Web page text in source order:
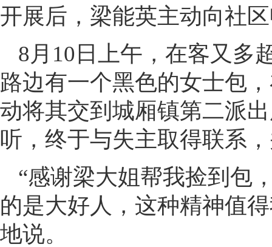
开展后，梁能英主动向社
8月10日上午，在客又多
路边有一个黑色的女士包
动将其交到城厢镇第二派
听，终于与失主取得联系
“感谢梁大姐帮我捡到包
的是大好人，这种精神值
地说。